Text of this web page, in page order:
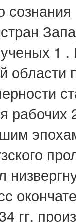
1 .
гг.